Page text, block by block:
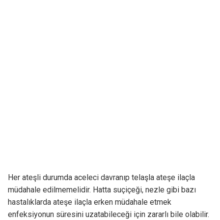
Her ateşli durumda aceleci davranıp telaşla ateşe ilaçla
müdahale edilmemelidir. Hatta suçiçeği, nezle gibi bazı
hastalıklarda ateşe ilaçla erken müdahale etmek
enfeksiyonun süresini uzatabileceği için zararlı bile olabilir.